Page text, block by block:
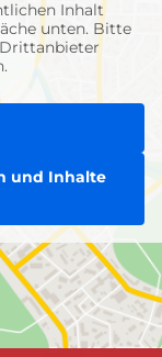
Inhalt
unten. Bitte
Drittanbieter
und Inhalte